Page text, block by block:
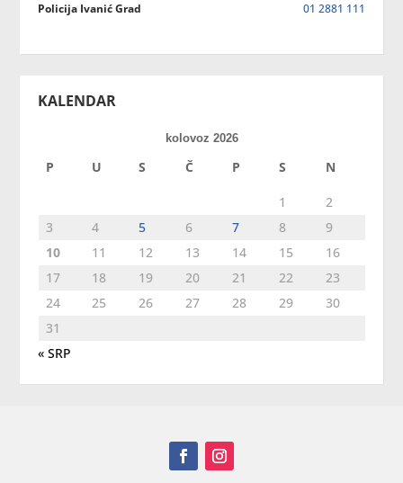
Policija Ivanić Grad 01 2881 111
KALENDAR
kolovoz 2026
P U S Č P S N
1
2
3
4 5 6 7 8
9
10
11 12 13 14 15
16
17
18 19 20 21 22
23
24
25 26 27 28 29
30
31
« SRP